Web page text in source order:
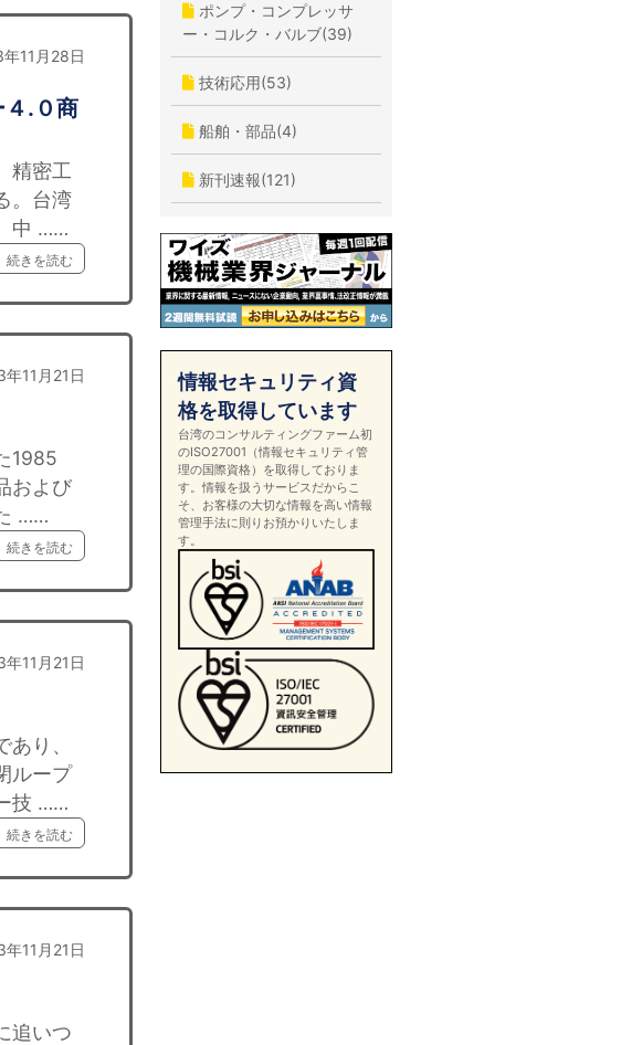
11月28日
.０商
精密工
。台湾
中 ……
続きを読む
11月21日
1985
および
……
続きを読む
11月21日
り、
ループ
技 ……
続きを読む
11月21日
追いつ
ポンプ・コンプレッサ
ー・コルク・バルブ(39)
技術応用(53)
船舶・部品(4)
新刊速報(121)
情報セキュリティ資
格を取得しています
台湾のコンサルティングファーム初
のISO27001（情報セキュリティ管
理の国際資格）を取得しておりま
す。情報を扱うサービスだからこ
そ、お客様の大切な情報を高い情報
管理手法に則りお預かりいたしま
す。